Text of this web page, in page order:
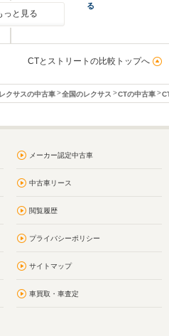
る
っと見る
CTとストリートの比較トップへ
レクサスの中古車 全国のレクサス CTの中古車
メーカー認定中古車
中古車リース
閲覧履歴
プライバシーポリシー
サイトマップ
車買取・車査定